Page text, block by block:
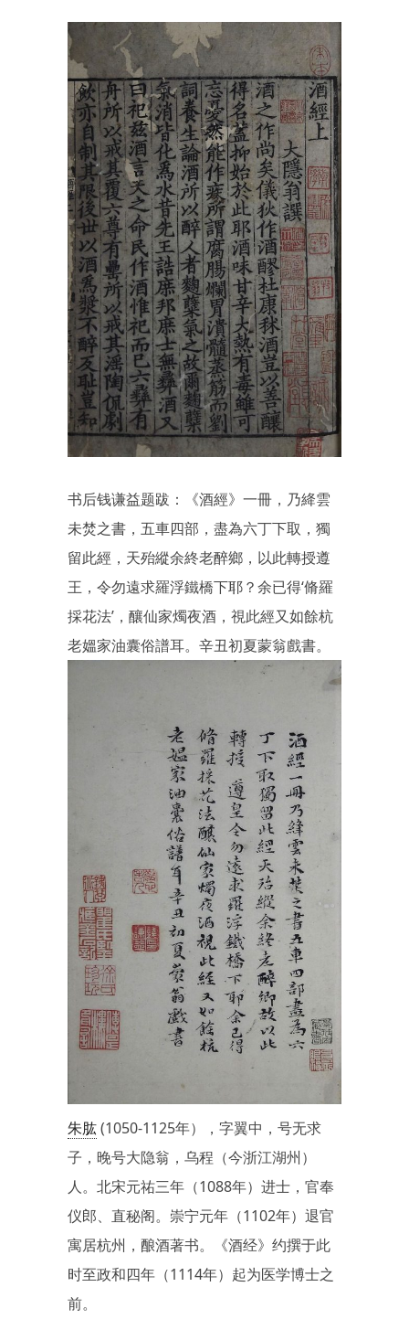
书后钱谦益题跋：
《酒經》一冊，乃絳雲
未焚之書，五車四部，盡為六丁下取，獨
留此經，天殆縱余終老醉鄉，以此轉授遵
王，令勿遠求羅浮鐵橋下耶？余已得‘脩羅
採花法’，釀仙家燭夜酒，視此經又如餘杭
老媼家油囊俗譜耳。辛丑初夏蒙翁戲書。
朱肱(1050-1125年），字翼中，号无求
子，晚号大隐翁，乌程（今浙江湖州）
人。北宋元祐三年（1088年）进士，官奉
仪郎、直秘阁。崇宁元年（1102年）退官
寓居杭州，酿酒著书。《酒经》约撰于此
时至政和四年（1114年）起为医学博士之
前。